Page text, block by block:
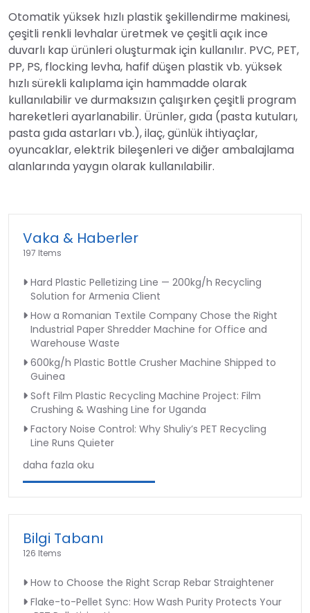
Otomatik yüksek hızlı plastik şekillendirme makinesi,
çeşitli renkli levhalar üretmek ve çeşitli açık ince
duvarlı kap ürünleri oluşturmak için kullanılır. PVC, PET,
PP, PS, flocking levha, hafif düşen plastik vb. yüksek
hızlı sürekli kalıplama için hammadde olarak
kullanılabilir ve durmaksızın çalışırken çeşitli program
hareketleri ayarlanabilir. Ürünler, gıda (pasta kutuları,
pasta gıda astarları vb.), ilaç, günlük ihtiyaçlar,
oyuncaklar, elektrik bileşenleri ve diğer ambalajlama
alanlarında yaygın olarak kullanılabilir.
Vaka & Haberler
197 Items
Hard Plastic Pelletizing Line — 200kg/h Recycling
Solution for Armenia Client
How a Romanian Textile Company Chose the Right
Industrial Paper Shredder Machine for Office and
Warehouse Waste
600kg/h Plastic Bottle Crusher Machine Shipped to
Guinea
Soft Film Plastic Recycling Machine Project: Film
Crushing & Washing Line for Uganda
Factory Noise Control: Why Shuliy’s PET Recycling
Line Runs Quieter
daha fazla oku
Bilgi Tabanı
126 Items
How to Choose the Right Scrap Rebar Straightener
Flake-to-Pellet Sync: How Wash Purity Protects Your